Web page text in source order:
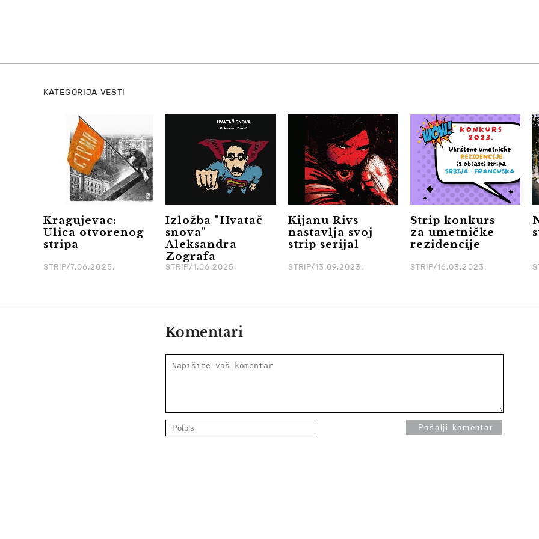
KATEGORIJA VESTI
Kragujevac:
Ulica otvorenog
stripa
STRIP/7.06.2025.
Izložba "Hvatač
snova"
Aleksandra
Zografa
STRIP/1.06.2025.
Kijanu Rivs
nastavlja svoj
strip serijal
STRIP/13.09.2023.
Strip konkurs
za umetničke
rezidencije
STRIP/16.03.2023.
Komentari